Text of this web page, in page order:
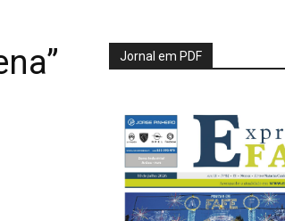
Jornal em PDF